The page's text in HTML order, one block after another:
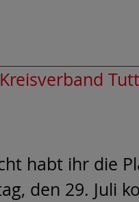
habt ihr die
den 29. Juli